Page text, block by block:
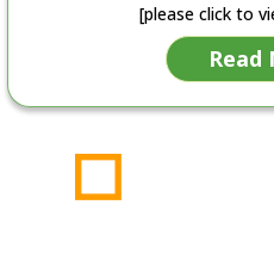
[please click to
Read